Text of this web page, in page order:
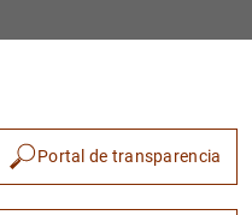
Portal de transparencia